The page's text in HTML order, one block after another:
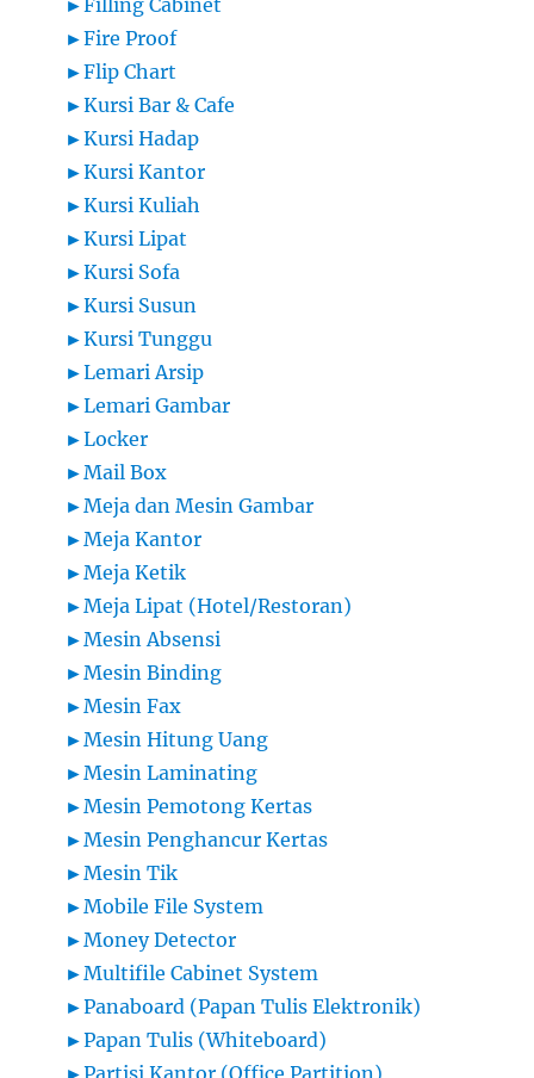
►Filling Cabinet
►Fire Proof
►Flip Chart
►Kursi Bar & Cafe
►Kursi Hadap
►Kursi Kantor
►Kursi Kuliah
►Kursi Lipat
►Kursi Sofa
►Kursi Susun
►Kursi Tunggu
►Lemari Arsip
►Lemari Gambar
►Locker
►Mail Box
►Meja dan Mesin Gambar
►Meja Kantor
►Meja Ketik
►Meja Lipat (Hotel/Restoran)
►Mesin Absensi
►Mesin Binding
►Mesin Fax
►Mesin Hitung Uang
►Mesin Laminating
►Mesin Pemotong Kertas
►Mesin Penghancur Kertas
►Mesin Tik
►Mobile File System
►Money Detector
►Multifile Cabinet System
►Panaboard (Papan Tulis Elektronik)
►Papan Tulis (Whiteboard)